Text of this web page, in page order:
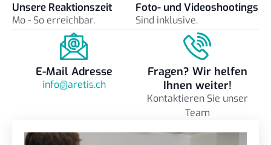
Unsere Reaktionszeit
Mo - So erreichbar.
Foto- und Videoshootings
Sind inklusive.
E-Mail Adresse
info@aretis.ch
Fragen? Wir helfen
Ihnen weiter!
Kontaktieren Sie unser
Team